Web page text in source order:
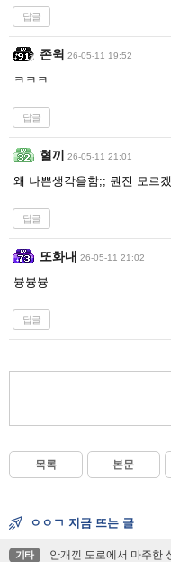
답글
존윅 26-05-11 19:52
ㅋㅋㅋ
답글
혈끼 26-05-11 21:01
왜 나쁜생각을함;; 뭔진 모르
답글
또화내 26-05-11 21:02
븅븅븅
답글
목록 본문
ㅇㅇㄱ 지금 뜨는 글
기타 안개낀 도로에서 마주한